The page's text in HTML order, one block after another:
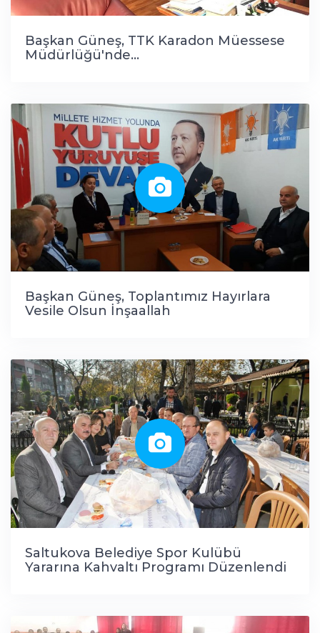
Başkan Güneş, TTK Karadon Müessese
Müdürlüğü'nde...
Başkan Güneş, Toplantımız Hayırlara
Vesile Olsun İnşaallah
Saltukova Belediye Spor Kulübü
Yararına Kahvaltı Programı Düzenlendi